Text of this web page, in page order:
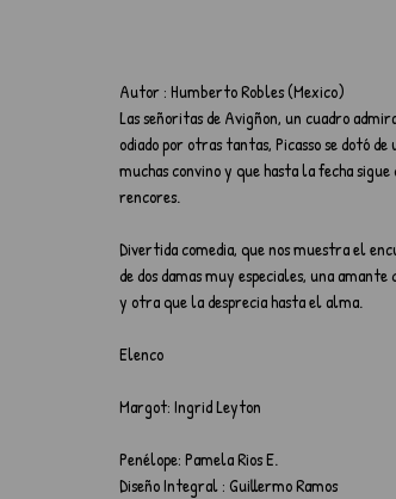
Autor : Humberto Robles (Mexico)
Las señoritas de Avigñon, un cuadro
odiado por otras tantas, Picasso se dotó de
muchas convino y que hasta la fecha
rencores.
Divertida comedia, que nos muestra el
de dos damas muy especiales, una amante
y otra que la desprecia hasta el alma.
Elenco
Margot: Ingrid Leyton
Penélope: Pamela Rios E.
Diseño Integral : Guillermo Ramos